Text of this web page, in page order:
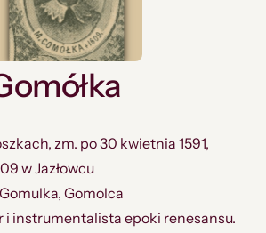
zm. po 30 kwietnia 1591,
w Jazłowcu
Gomolca
i instrumentalista epoki renesansu.